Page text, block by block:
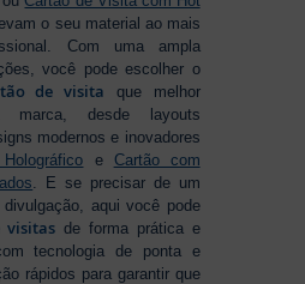
o seu material ao mais
Com uma ampla
você pode escolher o
de visita que melhor
marca, desde layouts
modernos e inovadores
e Cartão com
. E se precisar de um
aqui você pode
visitas de forma prática e
tecnologia de ponta e
rápidos para garantir que